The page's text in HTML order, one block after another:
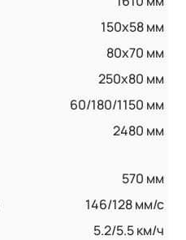
150x58 мм
80х70 мм
250x80 мм
60/180/1150 мм
2480 мм
570 мм
146/128 мм/с
5.2/5.5 км/ч